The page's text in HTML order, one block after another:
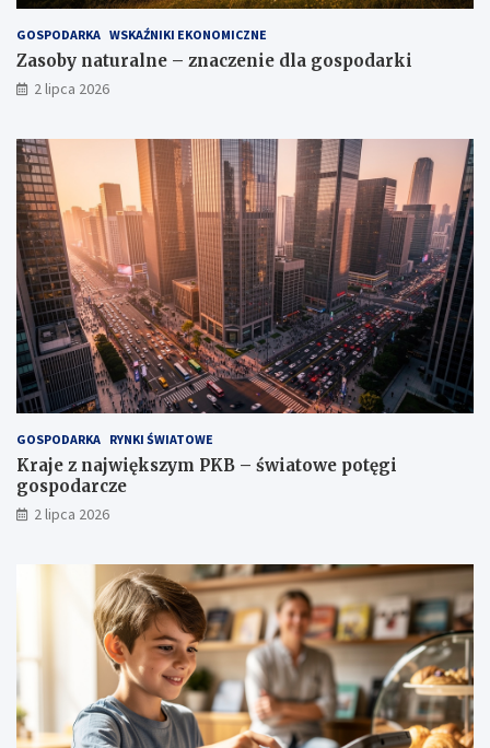
GOSPODARKA WSKAŹNIKI EKONOMICZNE
Zasoby naturalne – znaczenie dla gospodarki
2 lipca 2026
GOSPODARKA RYNKI ŚWIATOWE
Kraje z największym PKB – światowe potęgi
gospodarcze
2 lipca 2026